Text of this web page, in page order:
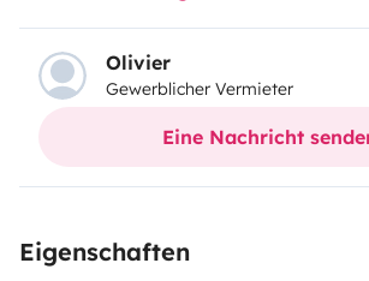
de vous surprendre! D'abord par sa
grâce à sa boite automatique
ensuite, quand vient le temps de
confort et son espace de vie! L'un des
dernier cri 9 rapports et son écran
recul... vous emmèneront à destination
Olivier
Gewerblicher Vermieter
Eine Nachricht
Eigenschaften